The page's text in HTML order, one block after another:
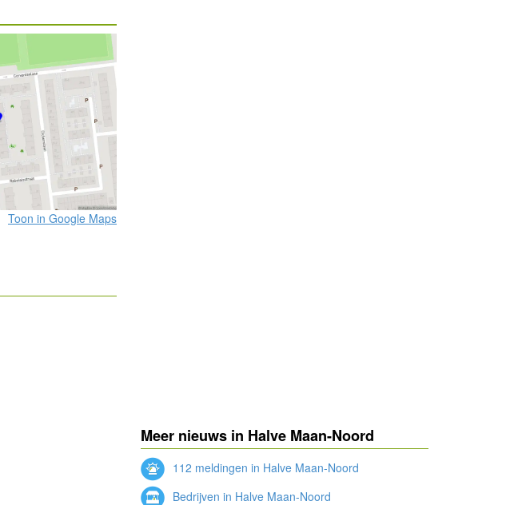
Toon in Google Maps
Meer nieuws in Halve Maan-Noord
112 meldingen in Halve Maan-Noord
Bedrijven in Halve Maan-Noord